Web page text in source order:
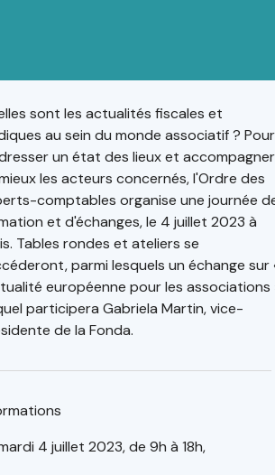
sont les actualités fiscales et
au sein du monde associatif ? Pour
un état des lieux et accompagner
les acteurs concernés, l'Ordre des
comptables organise une journée
et d'échanges, le 4 juillet 2023 à
Tables rondes et ateliers se
parmi lesquels un échange sur
européenne pour les associations
participera Gabriela Martin, vice-
de la Fonda.
4 juillet 2023, de 9h à 18h,